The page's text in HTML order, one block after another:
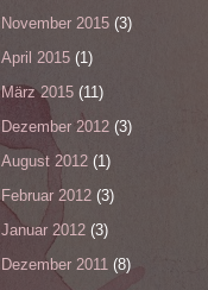
November 2015 (3)
April 2015 (1)
März 2015 (11)
Dezember 2012 (3)
August 2012 (1)
Februar 2012 (3)
Januar 2012 (3)
Dezember 2011 (8)